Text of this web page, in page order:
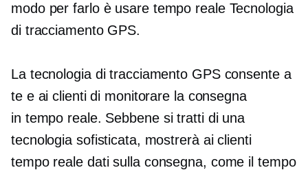
modo per farlo è usare tempo realeTecnologia
di tracciamento GPS.
La tecnologia di tracciamento GPS consente a
te e ai clienti di monitorare la consegna
in tempo reale. Sebbene si tratti di una
tecnologia sofisticata, mostrerà ai clienti
tempo realedati sulla consegna, come il tempo